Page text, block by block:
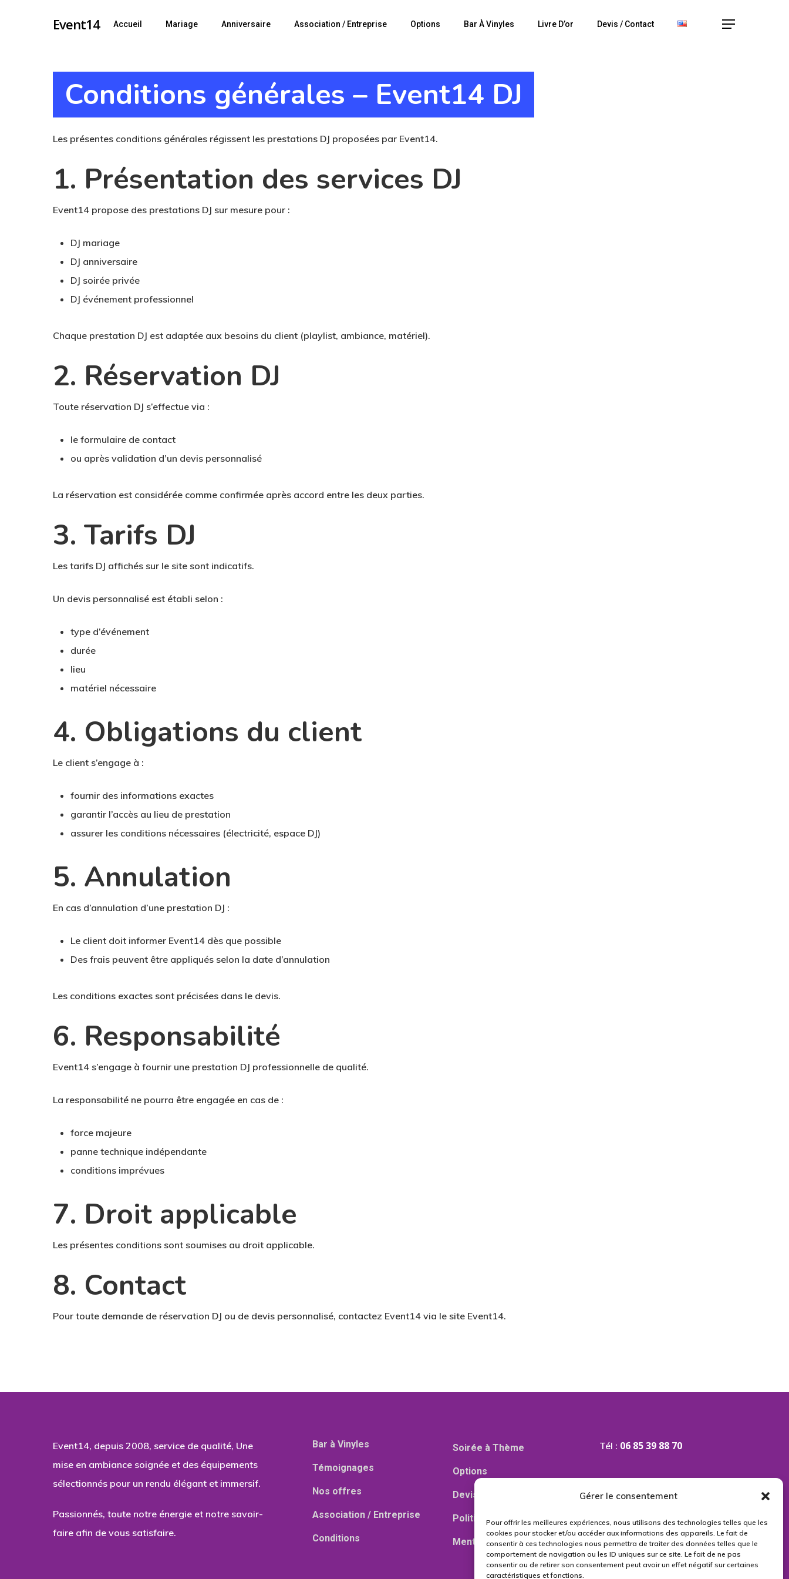
Gérer le consentement
Pour offrir les meilleures expériences, nous utilisons des technologies telles que les
cookies pour stocker et/ou accéder aux informations des appareils. Le fait de
consentir à ces technologies nous permettra de traiter des données telles que le
comportement de navigation ou les ID uniques sur ce site. Le fait de ne pas
consentir ou de retirer son consentement peut avoir un effet négatif sur certaines
caractéristiques et fonctions.
Event14 Accueil Mariage Anniversaire Association / Entreprise Options Bar À Vinyles Livre D’or Devis / Contact Menu
Conditions générales – Event14 DJ
Les présentes conditions générales régissent les prestations DJ proposées par Event14.
1. Présentation des services DJ
Event14 propose des prestations DJ sur mesure pour :
DJ mariage
DJ anniversaire
DJ soirée privée
DJ événement professionnel
Chaque prestation DJ est adaptée aux besoins du client (playlist, ambiance, matériel).
2. Réservation DJ
Toute réservation DJ s’effectue via :
le formulaire de contact
ou après validation d’un devis personnalisé
La réservation est considérée comme confirmée après accord entre les deux parties.
3. Tarifs DJ
Les tarifs DJ affichés sur le site sont indicatifs.
Un devis personnalisé est établi selon :
type d’événement
durée
lieu
matériel nécessaire
4. Obligations du client
Le client s’engage à :
fournir des informations exactes
garantir l’accès au lieu de prestation
assurer les conditions nécessaires (électricité, espace DJ)
5. Annulation
En cas d’annulation d’une prestation DJ :
Le client doit informer Event14 dès que possible
Des frais peuvent être appliqués selon la date d’annulation
Les conditions exactes sont précisées dans le devis.
6. Responsabilité
Event14 s’engage à fournir une prestation DJ professionnelle de qualité.
La responsabilité ne pourra être engagée en cas de :
force majeure
panne technique indépendante
conditions imprévues
7. Droit applicable
Les présentes conditions sont soumises au droit applicable.
8. Contact
Pour toute demande de réservation DJ ou de devis personnalisé, contactez Event14 via le site Event14.
Event14, depuis 2008, service de qualité, Une
mise en ambiance soignée et des équipements
sélectionnés pour un rendu élégant et immersif.
Passionnés, toute notre énergie et notre savoir-
faire afin de vous satisfaire.
Bar à Vinyles
Témoignages
Nos offres
Association / Entreprise
Conditions
Soirée à Thème
Options
Devis
Politique de confidentialité
Mentions légales
Tél : 06 85 39 88 70
contact@event14.fr
Siret :509 203 816 00038